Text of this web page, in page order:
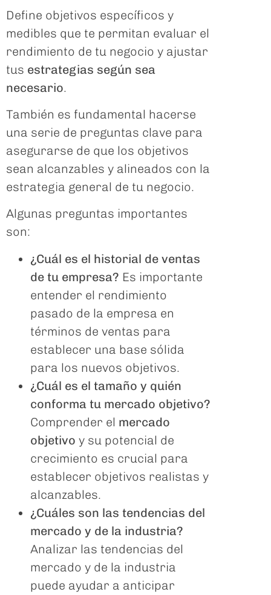
Define objetivos específicos y
medibles que te permitan evaluar el
rendimiento de tu negocio y ajustar
tus estrategias según sea
necesario.
También es fundamental hacerse
una serie de preguntas clave para
asegurarse de que los objetivos
sean alcanzables y alineados con la
estrategia general de tu negocio.
Algunas preguntas importantes
son:
¿Cuál es el historial de ventas
de tu empresa? Es importante
entender el rendimiento
pasado de la empresa en
términos de ventas para
establecer una base sólida
para los nuevos objetivos.
¿Cuál es el tamaño y quién
conforma tu mercado objetivo?
Comprender el mercado
objetivo y su potencial de
crecimiento es crucial para
establecer objetivos realistas y
alcanzables.
¿Cuáles son las tendencias del
mercado y de la industria?
Analizar las tendencias del
mercado y de la industria
puede ayudar a anticipar